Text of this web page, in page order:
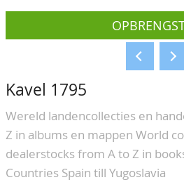
(VER)KOPEN
Hoe verkopen?
Voorwaarden
BIEDEN
CATALOGI/OPBRENGSTEN
KEURINGSDIENST
AGENDA
OVER ONS
Kavel 1795
Wereld landencollecties en
Z in albums en mappen World
dealerstocks from A to Z in
Countries Spain till Yugoslavia